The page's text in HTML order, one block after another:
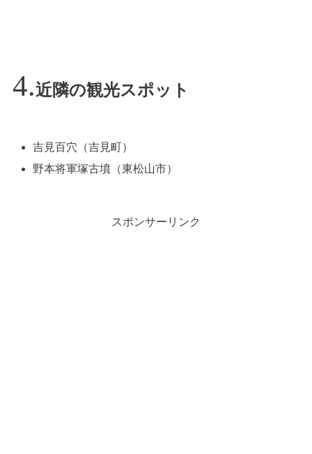
近隣の観光スポット
吉見百穴（吉見町）
野本将軍塚古墳（東松山市）
スポンサーリンク